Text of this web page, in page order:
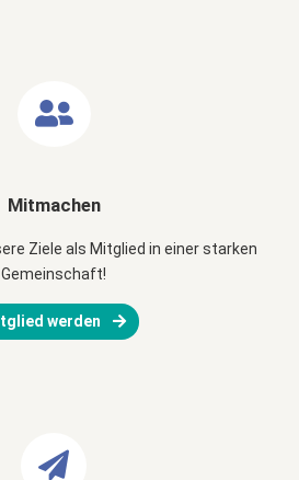
Mitmachen
Ziele als Mitglied in einer starken
Gemeinschaft!
werden